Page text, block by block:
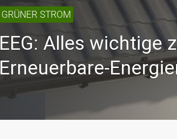
GRÜNER STROM
EEG: Alles wichtige
Erneuerbare-